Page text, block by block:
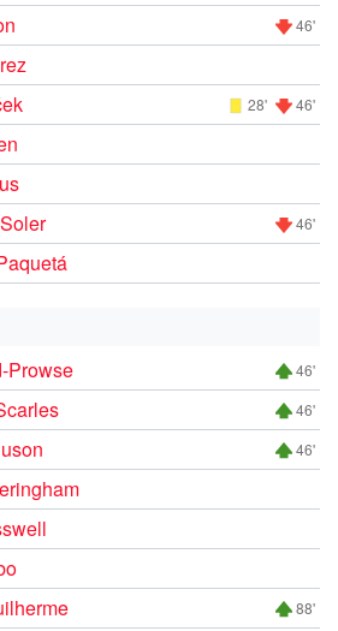
46'
28' 46'
46'
Prowse 46'
46'
46'
88'